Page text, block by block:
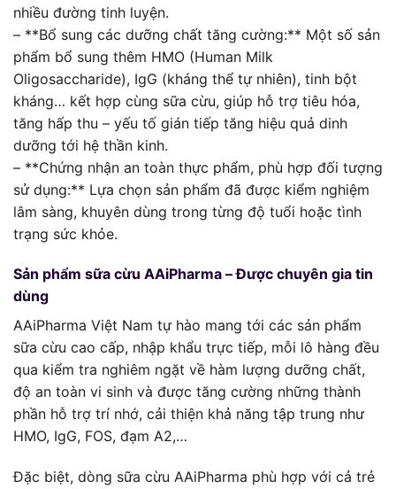
nhiều đường tinh luyện.
– **Bổ sung các dưỡng chất tăng cường:** Một số sản
phẩm bổ sung thêm HMO (Human Milk
Oligosaccharide), IgG (kháng thể tự nhiên), tinh bột
kháng… kết hợp cùng sữa cừu, giúp hỗ trợ tiêu hóa,
tăng hấp thu – yếu tố gián tiếp tăng hiệu quả dinh
dưỡng tới hệ thần kinh.
– **Chứng nhận an toàn thực phẩm, phù hợp đối tượng
sử dụng:** Lựa chọn sản phẩm đã được kiểm nghiệm
lâm sàng, khuyên dùng trong từng độ tuổi hoặc tình
trạng sức khỏe.
Sản phẩm sữa cừu AAiPharma – Được chuyên gia tin
dùng
AAiPharma Việt Nam tự hào mang tới các sản phẩm
sữa cừu cao cấp, nhập khẩu trực tiếp, mỗi lô hàng đều
qua kiểm tra nghiêm ngặt về hàm lượng dưỡng chất,
độ an toàn vi sinh và được tăng cường những thành
phần hỗ trợ trí nhớ, cải thiện khả năng tập trung như
HMO, IgG, FOS, đạm A2,…
Đặc biệt, dòng sữa cừu AAiPharma phù hợp với cả trẻ